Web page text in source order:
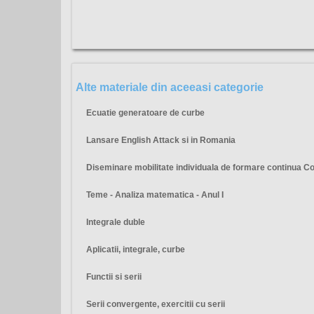
Alte materiale din aceeasi categorie
Ecuatie generatoare de curbe
Lansare English Attack si in Romania
Diseminare mobilitate individuala de formare continua
Teme - Analiza matematica - Anul I
Integrale duble
Aplicatii, integrale, curbe
Functii si serii
Serii convergente, exercitii cu serii